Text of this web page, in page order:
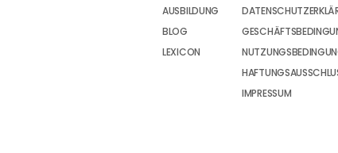
AUSBILDUNG
BLOG
LEXICON
IMPRESSUM